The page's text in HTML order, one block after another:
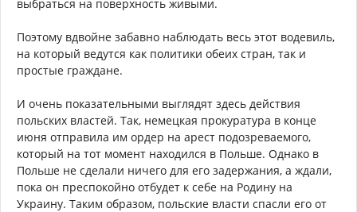
выбраться на поверхность живыми.
Поэтому вдвойне забавно наблюдать весь этот водевиль,
на который ведутся как политики обеих стран, так и
простые граждане.
И очень показательными выглядят здесь действия
польских властей. Так, немецкая прокуратура в конце
июня отправила им ордер на арест подозреваемого,
который на тот момент находился в Польше. Однако в
Польше не сделали ничего для его задержания, а ждали,
пока он преспокойно отбудет к себе на Родину на
Украину. Таким образом, польские власти спасли его от